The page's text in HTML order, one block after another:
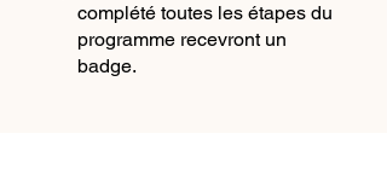
complété toutes les étapes du
programme recevront un
badge.